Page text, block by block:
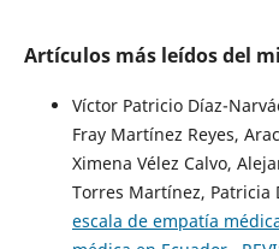
Artículos más leídos del
Víctor Patricio Díaz-
Fray Martínez Reyes,
Ximena Vélez Calvo,
Torres Martínez, Patricia
escala de empatía